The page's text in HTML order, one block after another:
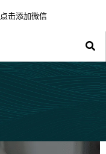
点击添加微信